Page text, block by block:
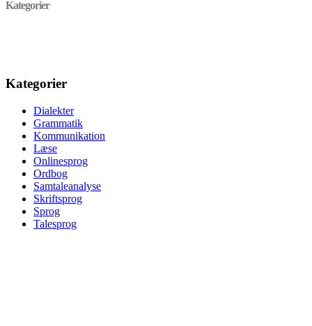
Kategorier
Kategorier
Dialekter
Grammatik
Kommunikation
Læse
Onlinesprog
Ordbog
Samtaleanalyse
Skriftsprog
Sprog
Talesprog